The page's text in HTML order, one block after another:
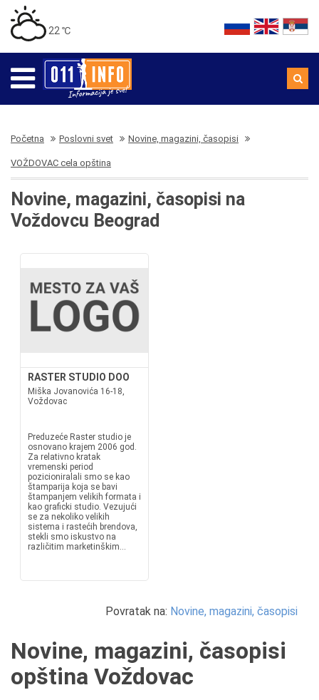
22 ℃
Početna Poslovni svet Novine, magazini, časopisi
VOŽDOVAC cela opština
Novine, magazini, časopisi na
Voždovcu Beograd
RASTER STUDIO DOO
Miška Jovanovića 16-18,
Voždovac
Preduzeće Raster studio je
osnovano krajem 2006 god.
Za relativno kratak
vremenski period
pozicioniralali smo se kao
štamparija koja se bavi
štampanjem velikih formata i
kao graficki studio. Vezujući
se za nekoliko velikih
sistema i rastećih brendova,
stekli smo iskustvo na
različitim marketinškim...
Povratak na: Novine, magazini, časopisi
Novine, magazini, časopisi
opština Voždovac